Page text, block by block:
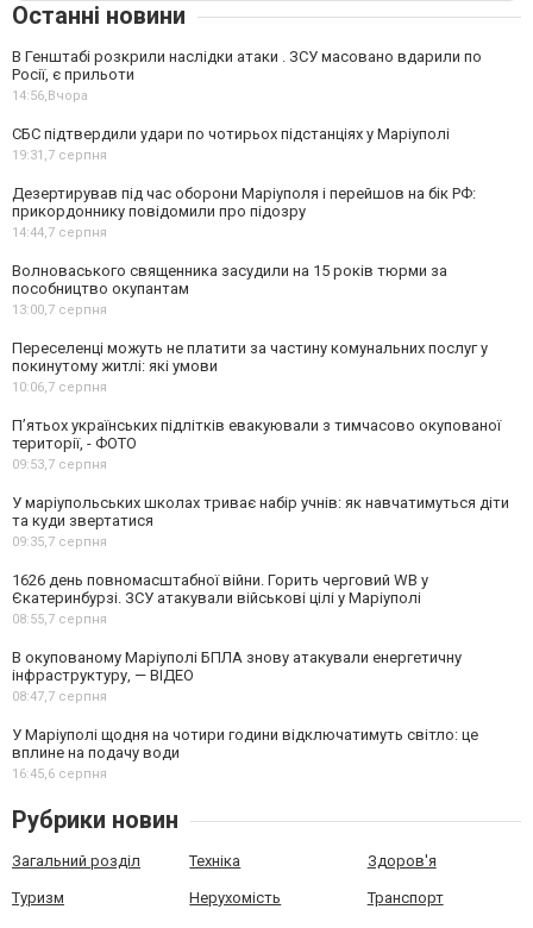
Останні новини
В Генштабі розкрили наслідки атаки . ЗСУ масовано вдарили по
Росії, є прильоти
14:56,Вчора
СБС підтвердили удари по чотирьох підстанціях у Маріуполі
19:31,7 серпня
Дезертирував під час оборони Маріуполя і перейшов на бік РФ:
прикордоннику повідомили про підозру
14:44,7 серпня
Волноваського священника засудили на 15 років тюрми за
пособництво окупантам
13:00,7 серпня
Переселенці можуть не платити за частину комунальних послуг у
покинутому житлі: які умови
10:06,7 серпня
П’ятьох українських підлітків евакуювали з тимчасово окупованої
території, - ФОТО
09:53,7 серпня
У маріупольських школах триває набір учнів: як навчатимуться діти
та куди звертатися
09:35,7 серпня
1626 день повномасштабної війни. Горить черговий WB у
Єкатеринбурзі. ЗСУ атакували військові цілі у Маріуполі
08:55,7 серпня
В окупованому Маріуполі БПЛА знову атакували енергетичну
інфраструктуру, — ВІДЕО
08:47,7 серпня
У Маріуполі щодня на чотири години відключатимуть світло: це
вплине на подачу води
16:45,6 серпня
Рубрики новин
Загальний розділ Техніка Здоров'я
Туризм Нерухомість Транспорт